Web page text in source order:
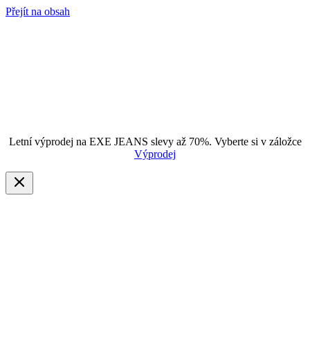
Přejít na obsah
Letní výprodej na EXE JEANS slevy až 70%. Vyberte si v záložce
Výprodej